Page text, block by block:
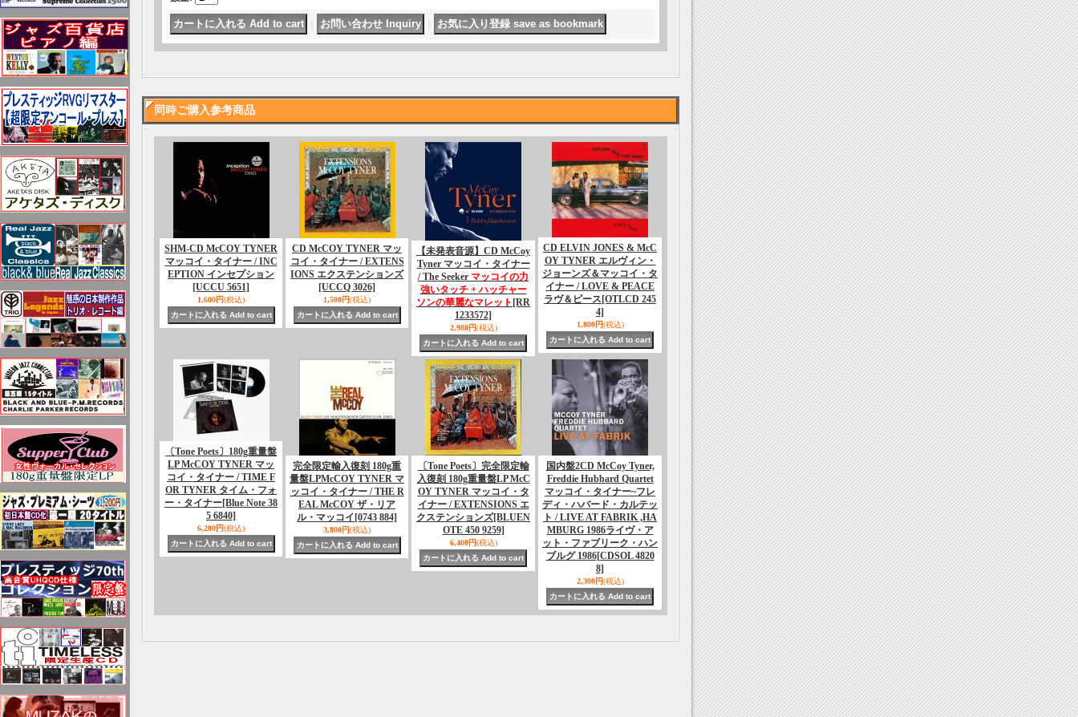
同時ご購入参考商品
SHM-CD McCOY TYNER
マッコイ・タイナー / INC
EPTION インセプション
[UCCU 5651]
1,600円(税込)
CD McCOY TYNER マッ
コイ・タイナー / EXTENS
IONS エクステンションズ
[UCCQ 3026]
1,500円(税込)
【未発表音源】CD McCoy
Tyner マッコイ・タイナー
/ The Seeker マッコイの力
強いタッチ + ハッチャー
ソンの華麗なマレット [RR
1233572]
2,980円(税込)
CD ELVIN JONES & McC
OY TYNER エルヴィン・
ジョーンズ＆マッコイ・タ
イナー / LOVE & PEACE
ラヴ＆ピース [OTLCD 245
4]
1,800円(税込)
〔Tone Poets〕180g重量盤
LP McCOY TYNER マッ
コイ・タイナー / TIME F
OR TYNER タイム・フォ
ー・タイナー[Blue Note 38
5 6840]
6,200円(税込)
完全限定輸入復刻 180g重
量盤LPMcCOY TYNER マ
ッコイ・タイナー / THE R
EAL McCOY ザ・リア
ル・マッコイ [0743 884]
3,800円(税込)
〔Tone Poets〕完全限定輸
入復刻 180g重量盤LP McC
OY TYNER マッコイ・タ
イナー / EXTENSIONS エ
クステンションズ[BLUEN
OTE 450 9259]
6,400円(税込)
国内盤2CD McCoy Tyner,
Freddie Hubbard Quartet
マッコイ・タイナー~フレ
ディ・ハバード・カルテッ
ト / LIVE AT FABRIK ,HA
MBURG 1986ライヴ・ア
ット・ファブリーク・ハン
ブルグ 1986[CDSOL 4820
8]
2,300円(税込)